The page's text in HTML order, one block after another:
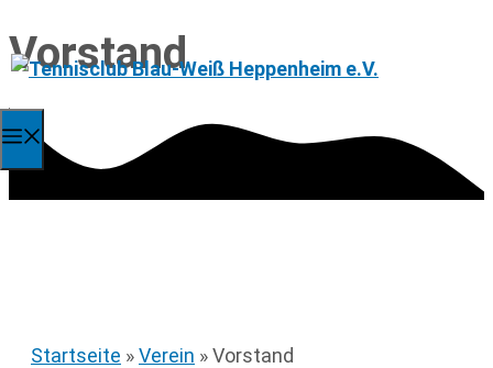
Zum
Inhalt
springen
Menü
Vorstand
Startseite »Verein »Vorstand